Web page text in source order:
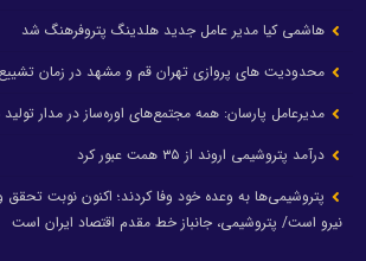
هاشمی کیا مدیر عامل جدید هلدینگ پتروفرهنگ شد
محدودیت های پروازی تهران قم و مشهد در زمان تشییع
مدیرعامل پارسان: همه مجتمع‌های اوره‌ساز در مدار
درآمد پتروشیمی اروند از ۳۵ همت عبور کرد
پتروشیمی‌ها به وعده خود وفا کردند؛ اکنون نوبت
نیرو است/ پتروشیمی، جانباز خط مقدم اقتصاد ایران است